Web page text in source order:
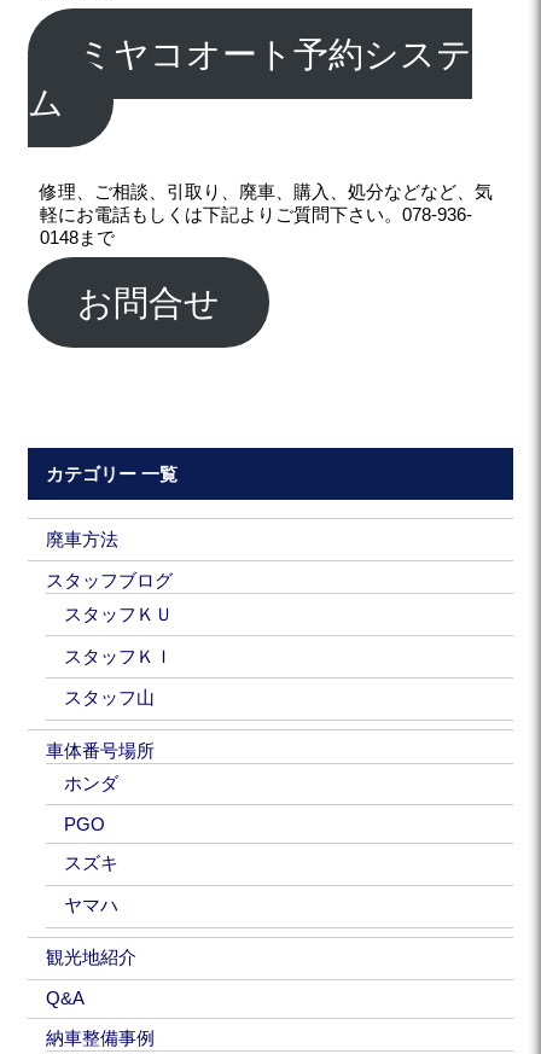
ミヤコオート予約システ
ム
修理、ご相談、引取り、廃車、購入、処分などなど、気
軽にお電話もしくは下記よりご質問下さい。078-936-
0148まで
お問合せ
カテゴリー 一覧
廃車方法
スタッフブログ
スタッフＫＵ
スタッフＫＩ
スタッフ山
車体番号場所
ホンダ
PGO
スズキ
ヤマハ
観光地紹介
Q&A
納車整備事例